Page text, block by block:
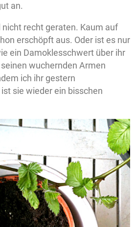
an.
nicht recht geraten. Kaum auf
erschöpft aus. Oder ist es nur
ein Damoklesschwert über ihr
wuchernden Armen
ich ihr gestern
sie wieder ein bisschen